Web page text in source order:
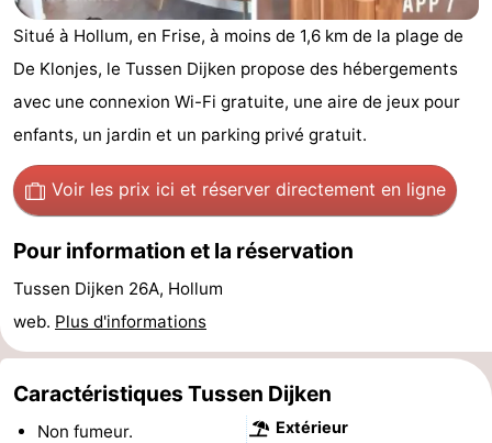
Ameland
Campings
Chambre
d'hôtes
Chaumières
-
Landal
Ameland
Hôtels
Last
minutes
Plages
Voir
Situé à Hollum, en Frise, à moins de 1,6 km de la plage de
De Klonjes, le Tussen Dijken propose des hébergements
avec une connexion Wi-Fi gratuite, une aire de jeux pour
enfants, un jardin et un parking privé gratuit.
Voir les prix ici et réserver directement en ligne
Pour information et la réservation
Tussen Dijken 26A, Hollum
web. Plus d'informations
Caractéristiques Tussen Dijken
Non fumeur. Extérieur